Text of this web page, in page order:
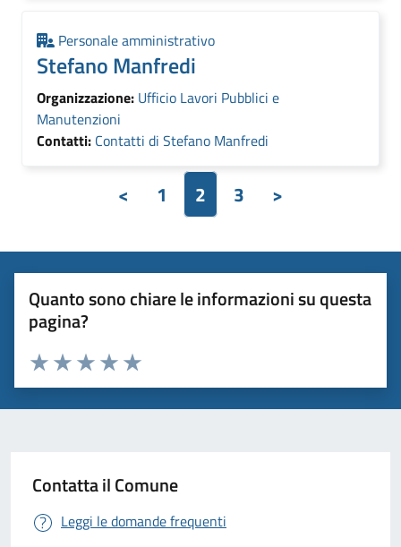
Personale amministrativo
Stefano Manfredi
Organizzazione: Ufficio Lavori Pubblici e
Manutenzioni
Contatti: Contatti di Stefano Manfredi
< 1 2 3 >
Quanto sono chiare le informazioni su questa
pagina?
Valuta 5 stelle su 5
Valuta 4 stelle su 5
Valuta 3 stelle su 5
Valuta 2 stelle su 5
Valuta 1 stelle su 5
Contatta il Comune
Leggi le domande frequenti